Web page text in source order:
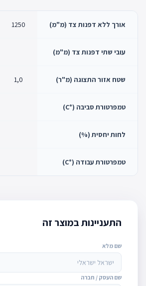
אורך ללא דפנות צד (מ"מ) 1250
עובי שתי דפנות צד (מ"מ)
שטח אזור התצוגה (מ"ר) 1,0
טמפרטורת סביבה (°C)
לחות יחסית (%)
טמפרטורת עבודה (°C)
התעניינות במוצר זה
שם מלא
שם העסק / חברה